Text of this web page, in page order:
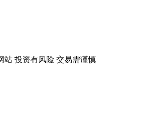
站 投资有风险 交易需谨慎